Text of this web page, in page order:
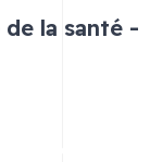
la santé -